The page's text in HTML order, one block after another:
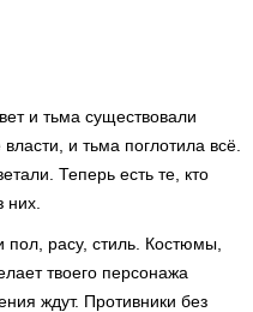
и тьма существовали
и тьма поглотила всё.
Теперь есть те, кто
них.
пол, расу, стиль. Костюмы,
твоего персонажа
ждут. Противники без